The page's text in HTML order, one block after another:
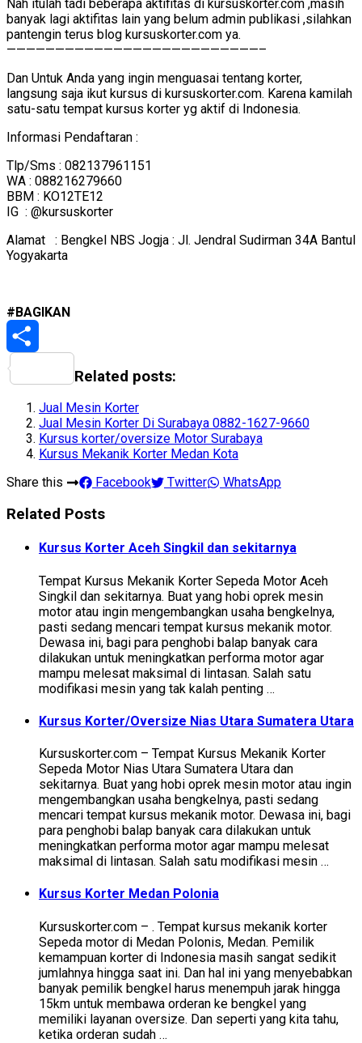
Nah itulah tadi beberapa aktifitas di kursuskorter.com ,masih
banyak lagi aktifitas lain yang belum admin publikasi ,silahkan
pantengin terus blog kursuskorter.com ya.
——————————————————————————–
Dan Untuk Anda yang ingin menguasai tentang korter,
langsung saja ikut kursus di kursuskorter.com. Karena kamilah
satu-satu tempat kursus korter yg aktif di Indonesia.
Informasi Pendaftaran :
Tlp/Sms : 082137961151
WA : 088216279660
BBM : KO12TE12
IG : @kursuskorter
Alamat : Bengkel NBS Jogja : Jl. Jendral Sudirman 34A Bantul
Yogyakarta
#BAGIKAN
Share
Related posts:
Jual Mesin Korter
Jual Mesin Korter Di Surabaya 0882-1627-9660
Kursus korter/oversize Motor Surabaya
Kursus Mekanik Korter Medan Kota
Share this
Facebook Twitter WhatsApp
Related Posts
Kursus Korter Aceh Singkil dan sekitarnya
Tempat Kursus Mekanik Korter Sepeda Motor Aceh
Singkil dan sekitarnya. Buat yang hobi oprek mesin
motor atau ingin mengembangkan usaha bengkelnya,
pasti sedang mencari tempat kursus mekanik motor.
Dewasa ini, bagi para penghobi balap banyak cara
dilakukan untuk meningkatkan performa motor agar
mampu melesat maksimal di lintasan. Salah satu
modifikasi mesin yang tak kalah penting …
Kursus Korter/Oversize Nias Utara Sumatera Utara
Kursuskorter.com – Tempat Kursus Mekanik Korter
Sepeda Motor Nias Utara Sumatera Utara dan
sekitarnya. Buat yang hobi oprek mesin motor atau ingin
mengembangkan usaha bengkelnya, pasti sedang
mencari tempat kursus mekanik motor. Dewasa ini, bagi
para penghobi balap banyak cara dilakukan untuk
meningkatkan performa motor agar mampu melesat
maksimal di lintasan. Salah satu modifikasi mesin …
Kursus Korter Medan Polonia
Kursuskorter.com – . Tempat kursus mekanik korter
Sepeda motor di Medan Polonis, Medan. Pemilik
kemampuan korter di Indonesia masih sangat sedikit
jumlahnya hingga saat ini. Dan hal ini yang menyebabkan
banyak pemilik bengkel harus menempuh jarak hingga
15km untuk membawa orderan ke bengkel yang
memiliki layanan oversize. Dan seperti yang kita tahu,
ketika orderan sudah …